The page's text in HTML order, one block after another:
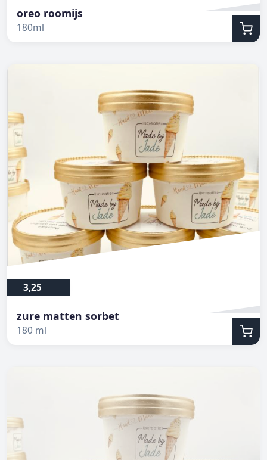
oreo roomijs
180ml
3,25
zure matten sorbet
180 ml